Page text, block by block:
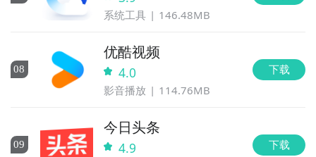
系统工具 146.48MB
08
优酷视频
4.0
影音播放 114.76MB
下载
09
今日头条
4.9 下载